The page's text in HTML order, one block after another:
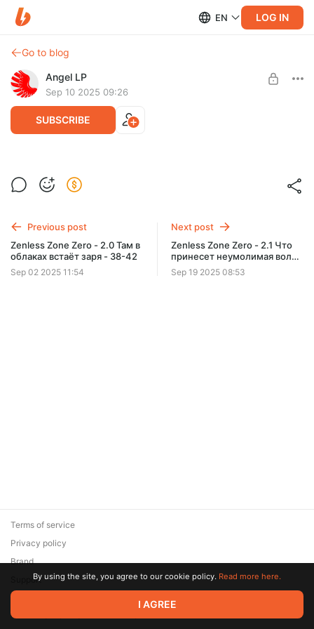
EN LOG IN
Go to blog
Angel LP
Sep 10 2025 09:26
SUBSCRIBE
Zenless Zone Zero - 2.0 Там в облаках
встаёт заря - 43-51 Финал
SUBSCRIBE
Previous post
Zenless Zone Zero - 2.0 Там в
облаках встаёт заря - 38-42
Sep 02 2025 11:54
Next post
Zenless Zone Zero - 2.1 Что
принесет неумолимая волна
- 1-6
Sep 19 2025 08:53
© 2026 Zaya Solutions Limited. All rights reserved. All trademarks
are the property of their respective owners.
Terms of service
Privacy policy
Brand
SupportBy using the site, you agree to our cookie policy. Read more here.
I AGREE